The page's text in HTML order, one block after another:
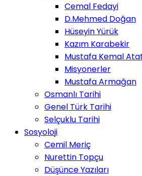
Cemal Fedayi
D.Mehmed Doğan
Hüseyin Yürük
Kazım Karabekir
Mustafa Kemal
Misyonerler
Mustafa Armağan
Osmanlı Tarihi
Genel Türk Tarihi
Selçuklu Tarihi
Sosyoloji
Cemil Meriç
Nurettin Topçu
Düşünce Yazıları